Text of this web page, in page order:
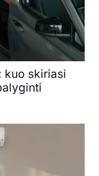
kuo skiriasi